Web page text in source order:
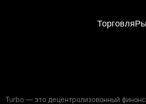
Торговля
Turbo — это децентрализованный